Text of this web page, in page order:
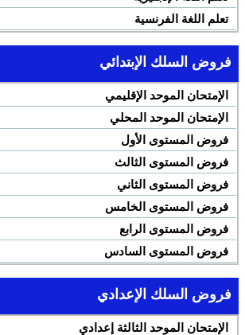
تعلم اللغة الفرنسية
فروض السلك الإبتدائي
الإمتحان الموحد الإقليمي
الإمتحان الموحد المحلي
فروض المستوى الأول
فروض المستوى الثالث
فروض المستوى الثاني
فروض المستوى الخامس
فروض المستوى الرابع
فروض المستوى السادس
فروض السلك الإعدادي
الإمتحان الموحد الثالثة إعدادي